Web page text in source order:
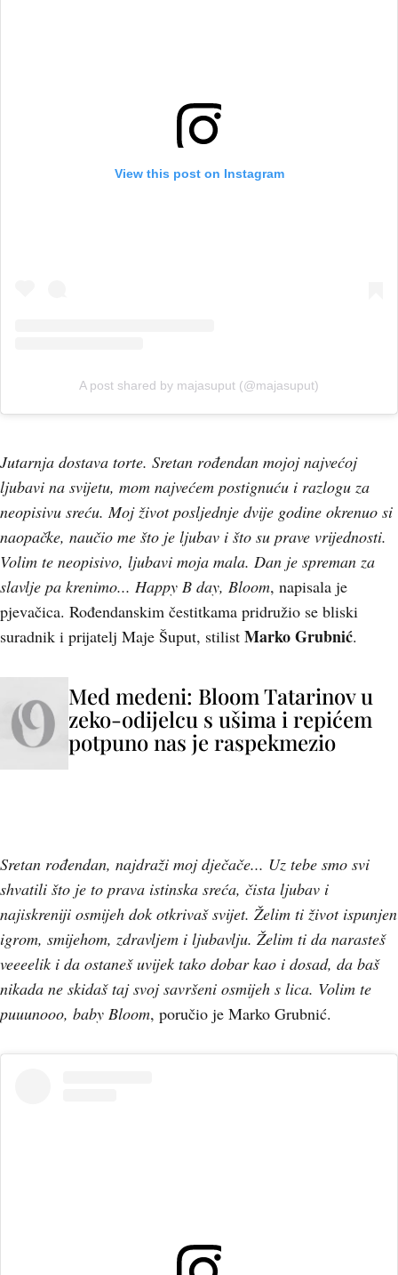
View this post on Instagram
A post shared by majasuput (@majasuput)
Jutarnja dostava torte. Sretan rođendan mojoj najvećoj
ljubavi na svijetu, mom najvećem postignuću i razlogu za
neopisivu sreću. Moj život posljednje dvije godine okrenuo si
naopačke, naučio me što je ljubav i što su prave vrijednosti.
Volim te neopisivo, ljubavi moja mala. Dan je spreman za
slavlje pa krenimo... Happy B day, Bloom, napisala je
pjevačica. Rođendanskim čestitkama pridružio se bliski
suradnik i prijatelj Maje Šuput, stilist Marko Grubnić.
Med medeni: Bloom Tatarinov u
zeko-odijelcu s ušima i repićem
potpuno nas je raspekmezio
Sretan rođendan, najdraži moj dječače... Uz tebe smo svi
shvatili što je to prava istinska sreća, čista ljubav i
najiskreniji osmijeh dok otkrivaš svijet. Želim ti život ispunjen
igrom, smijehom, zdravljem i ljubavlju. Želim ti da narasteš
veeeelik i da ostaneš uvijek tako dobar kao i dosad, da baš
nikada ne skidaš taj svoj savršeni osmijeh s lica. Volim te
puuunooo, baby Bloom, poručio je Marko Grubnić.